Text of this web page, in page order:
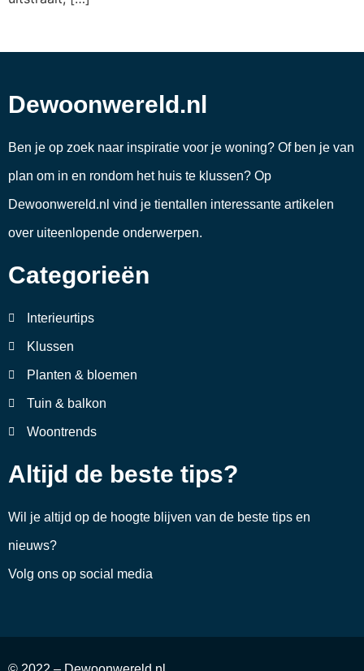
Dewoonwereld.nl
Ben je op zoek naar inspiratie voor je woning? Of ben je van
plan om in en rondom het huis te klussen? Op
Dewoonwereld.nl vind je tientallen interessante artikelen
over uiteenlopende onderwerpen.
Categorieën
Interieurtips
Klussen
Planten & bloemen
Tuin & balkon
Woontrends
Altijd de beste tips?
Wil je altijd op de hoogte blijven van de beste tips en
nieuws?
Volg ons op social media